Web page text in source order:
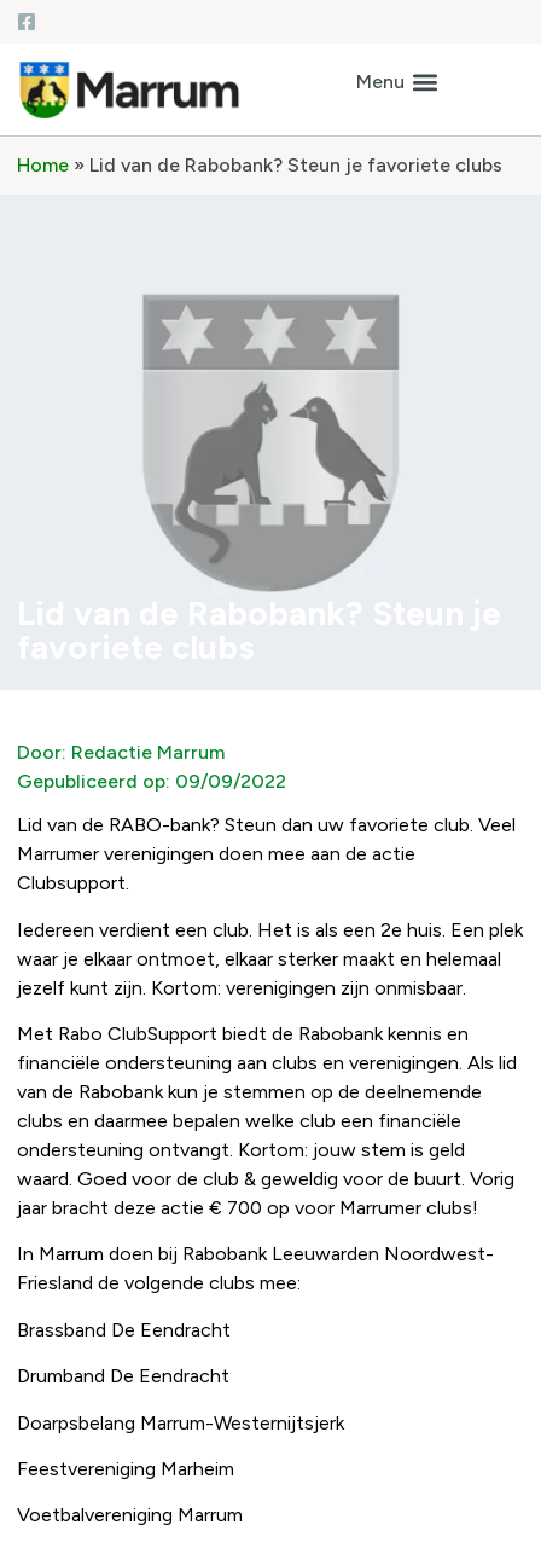
Home » Lid van de Rabobank? Steun je favoriete clubs
Door: Redactie Marrum
Gepubliceerd op: 09/09/2022
Lid van de RABO-bank? Steun dan uw favoriete club. Veel
Marrumer verenigingen doen mee aan de actie
Clubsupport.
Iedereen verdient een club. Het is als een 2e huis. Een plek
waar je elkaar ontmoet, elkaar sterker maakt en helemaal
jezelf kunt zijn. Kortom: verenigingen zijn onmisbaar.
Met Rabo ClubSupport biedt de Rabobank kennis en
financiële ondersteuning aan clubs en verenigingen. Als lid
van de Rabobank kun je stemmen op de deelnemende
clubs en daarmee bepalen welke club een financiële
ondersteuning ontvangt. Kortom: jouw stem is geld
waard. Goed voor de club & geweldig voor de buurt. Vorig
jaar bracht deze actie € 700 op voor Marrumer clubs!
In Marrum doen bij Rabobank Leeuwarden Noordwest-
Friesland de volgende clubs mee:
Brassband De Eendracht
Drumband De Eendracht
Doarpsbelang Marrum-Westernijtsjerk
Feestvereniging Marheim
Voetbalvereniging Marrum